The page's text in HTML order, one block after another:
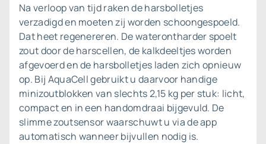
Na verloop van tijd raken de harsbolletjes
verzadigd en moeten zij worden schoongespoeld.
Dat heet regenereren. De waterontharder spoelt
zout door de harscellen, de kalkdeeltjes worden
afgevoerd en de harsbolletjes laden zich opnieuw
op. Bij AquaCell gebruikt u daarvoor handige
minizoutblokken van slechts 2,15 kg per stuk: licht,
compact en in een handomdraai bijgevuld. De
slimme zoutsensor waarschuwt u via de app
automatisch wanneer bijvullen nodig is.